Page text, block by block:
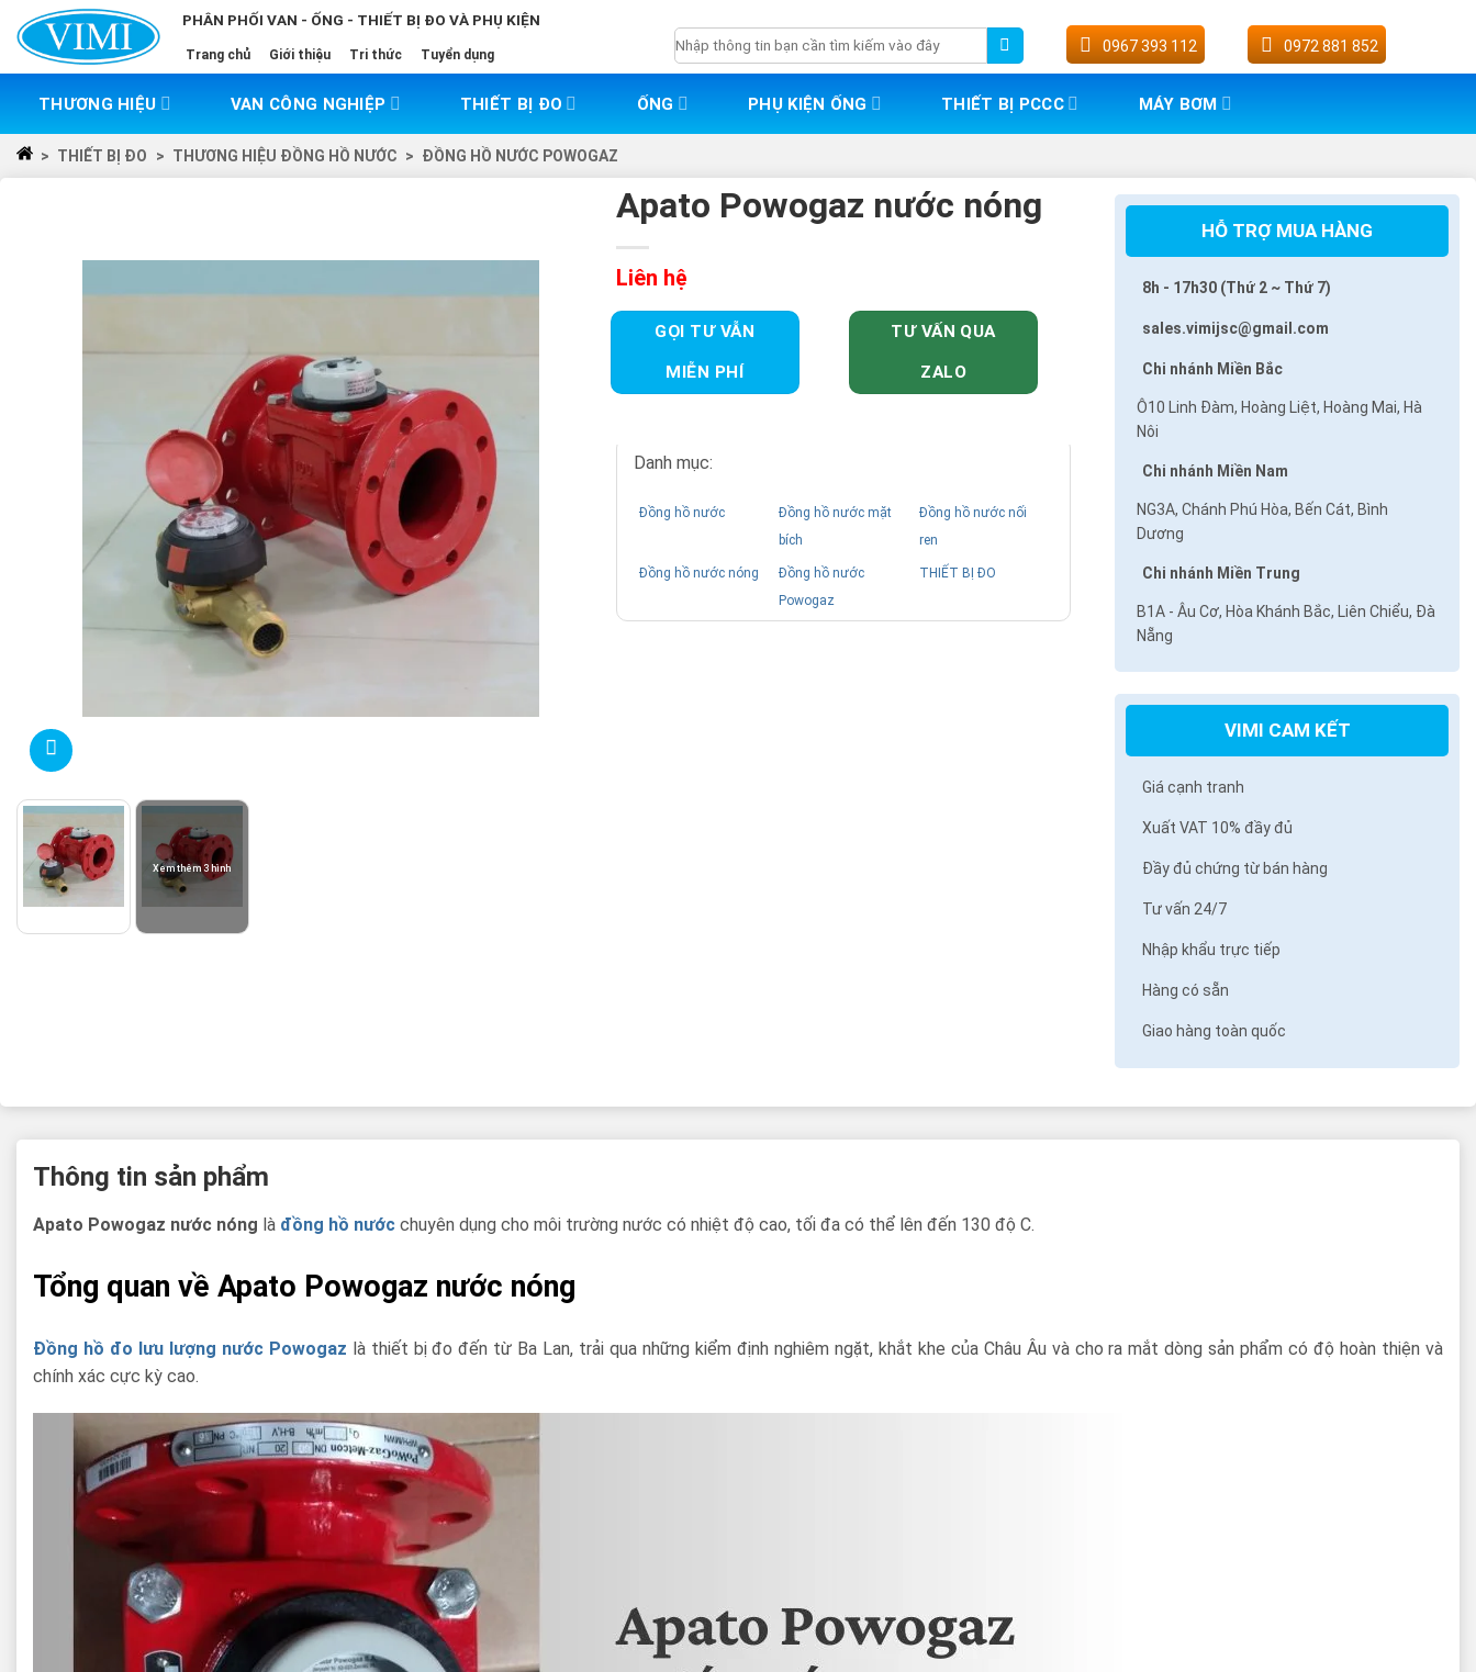
content
PHÂN PHỐI VAN - ỐNG - THIẾT BỊ ĐO VÀ PHỤ KIỆN
Trang chủ Giới thiệu Tri thức Tuyển dụng
Tìm
kiếm:
0967 393 112 0972 881 852
THƯƠNG HIỆU VAN CÔNG NGHIỆP THIẾT BỊ ĐO ỐNG PHỤ KIỆN ỐNG THIẾT BỊ PCCC MÁY BƠM
> THIẾT BỊ ĐO > THƯƠNG HIỆU ĐỒNG HỒ NƯỚC > ĐỒNG HỒ NƯỚC POWOGAZ
Xem thêm 3 hình
Apato Powogaz nước nóng
Liên hệ
Danh mục:
Đồng hồ nước
Đồng hồ nước mặt
bích
Đồng hồ nước nối
ren
Đồng hồ nước nóng
Đồng hồ nước
Powogaz
THIẾT BỊ ĐO
GỌI TƯ VẪN
MIỄN PHÍ
TƯ VẤN QUA
ZALO
HỖ TRỢ MUA HÀNG
8h - 17h30 (Thứ 2 ~ Thứ 7)
sales.vimijsc@gmail.com
Chi nhánh Miền Bắc
Ô10 Linh Đàm, Hoàng Liệt, Hoàng Mai, Hà
Nôi
Chi nhánh Miền Nam
NG3A, Chánh Phú Hòa, Bến Cát, Bình
Dương
Chi nhánh Miền Trung
B1A - Âu Cơ, Hòa Khánh Bắc, Liên Chiểu, Đà
Nẵng
VIMI CAM KẾT
Giá cạnh tranh
Xuất VAT 10% đầy đủ
Đầy đủ chứng từ bán hàng
Tư vấn 24/7
Nhập khẩu trực tiếp
Hàng có sẵn
Giao hàng toàn quốc
Thông tin sản phẩm
Apato Powogaz nước nóng là đồng hồ nước chuyên dụng cho môi trường nước có nhiệt độ cao, tối đa có thể lên đến 130 độ C.
Tổng quan về Apato Powogaz nước nóng
Đồng hồ đo lưu lượng nước Powogaz là thiết bị đo đến từ Ba Lan, trải qua những kiểm định nghiêm ngặt, khắt khe của Châu Âu và cho ra mắt dòng sản phẩm có độ hoàn thiện và
chính xác cực kỳ cao.